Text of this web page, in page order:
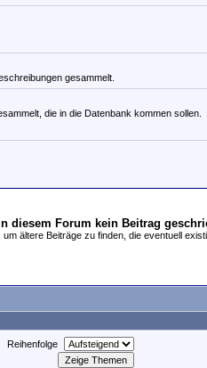
gesammelt.
die in die Datenbank kommen sollen.
diesem Forum kein Beitrag
ältere Beiträge zu finden, die eventuell
Reihenfolge